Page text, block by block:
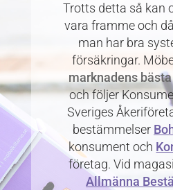
Trotts detta så kan
vara framme och
man har bra
försäkringar.
marknadens
och följer
Sveriges
bestämmelser
konsument och
företag. Vid
Allmänna